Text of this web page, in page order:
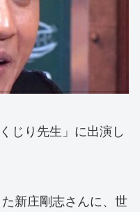
じり先生」に出演し
た新庄剛志さんに、世